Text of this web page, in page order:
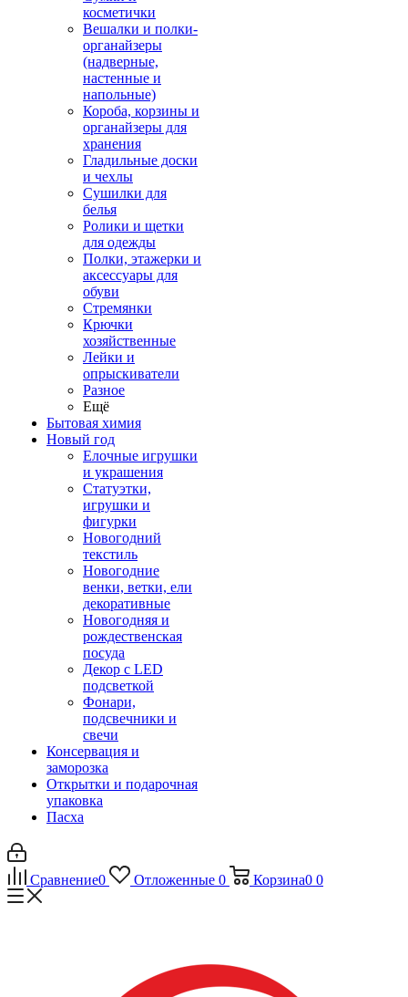
косметички
Вешалки и полки-
органайзеры
(надверные,
настенные и
напольные)
Короба, корзины и
органайзеры для
хранения
Гладильные доски
и чехлы
Сушилки для
белья
Ролики и щетки
для одежды
Полки, этажерки и
аксессуары для
обуви
Стремянки
Крючки
хозяйственные
Лейки и
опрыскиватели
Разное
Ещё
Бытовая химия
Новый год
Елочные игрушки
и украшения
Статуэтки,
игрушки и
фигурки
Новогодний
текстиль
Новогодние
венки, ветки, ели
декоративные
Новогодняя и
рождественская
посуда
Декор с LED
подсветкой
Фонари,
подсвечники и
свечи
Консервация и
заморозка
Открытки и подарочная
упаковка
Пасха
Сравнение0 Отложенные 0 Корзина0 0